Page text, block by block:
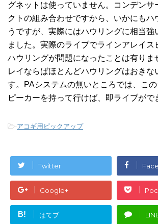
グネットは使っていません。コンデンサ
クトの組み合わせですから、いかにもハ
うですが、実際にはハウリングに相当強
ました。実際のライブでラインアレイス
ハウリングが問題になったことは有りま
レイならばほとんどハウリングはおきな
す。PAシステムの無いところでは、こ
ピーカーを持って行けば、即ライブがで
-アコギ用ピックアップ
Twitter
Google+
B! はてブ